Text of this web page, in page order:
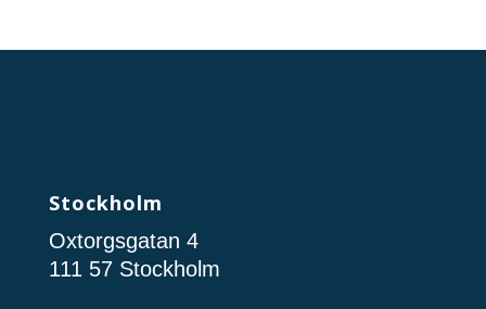
Stockholm
Oxtorgsgatan 4
111 57 Stockholm